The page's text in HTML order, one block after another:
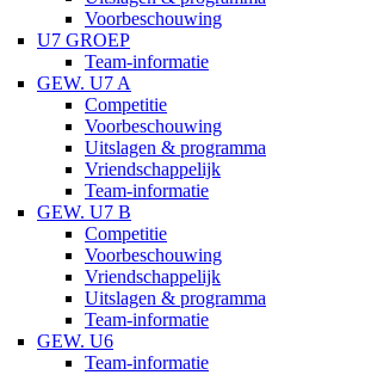
Voorbeschouwing
U7 GROEP
Team-informatie
GEW. U7 A
Competitie
Voorbeschouwing
Uitslagen & programma
Vriendschappelijk
Team-informatie
GEW. U7 B
Competitie
Voorbeschouwing
Vriendschappelijk
Uitslagen & programma
Team-informatie
GEW. U6
Team-informatie